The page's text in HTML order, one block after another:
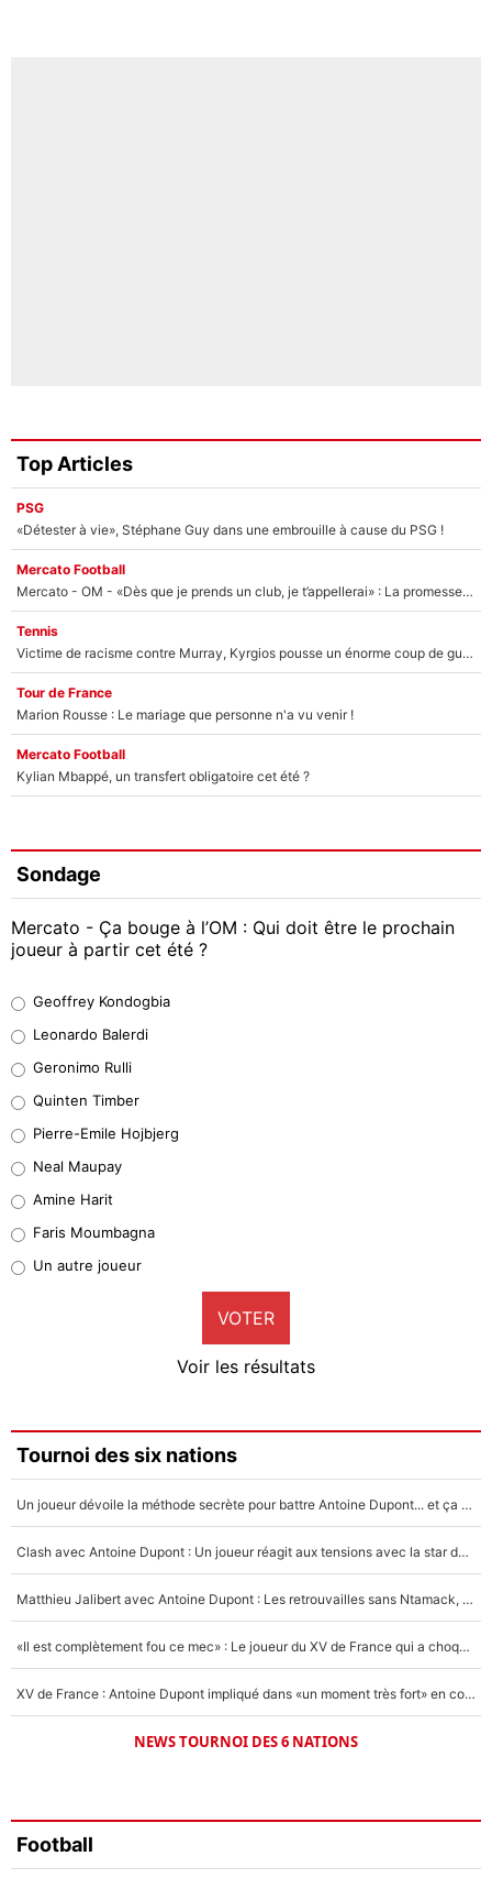
Top Articles
PSG
«Détester à vie», Stéphane Guy dans une embrouille à cause du PSG !
Mercato Football
Mercato - OM - «Dès que je prends un club, je t’appellerai» : La promesse de Marcelino au moment de claquer la porte
Tennis
Victime de racisme contre Murray, Kyrgios pousse un énorme coup de gueule !
Tour de France
Marion Rousse : Le mariage que personne n'a vu venir !
Mercato Football
Kylian Mbappé, un transfert obligatoire cet été ?
Sondage
Mercato - Ça bouge à l’OM : Qui doit être le prochain
joueur à partir cet été ?
38%
32%
5%
1%
9%
Faris Moumbagna
4%
Un autre joueur
5%
Geoffrey Kondogbia
Leonardo Balerdi
Geronimo Rulli
Quinten Timber
Pierre-Emile Hojbjerg
Neal Maupay
Amine Harit
Faris Moumbagna
Un autre joueur
VOTER
Voir les résultats
Tournoi des six nations
Un joueur dévoile la méthode secrète pour battre Antoine Dupont... et ça marche !
Clash avec Antoine Dupont : Un joueur réagit aux tensions avec la star du XV de France !
Matthieu Jalibert avec Antoine Dupont : Les retrouvailles sans Ntamack, «il y a eu des discussions»
«Il est complètement fou ce mec» : Le joueur du XV de France qui a choqué Matthieu Jalibert !
XV de France : Antoine Dupont impliqué dans «un moment très fort» en coulisses
NEWS TOURNOI DES 6 NATIONS
Football